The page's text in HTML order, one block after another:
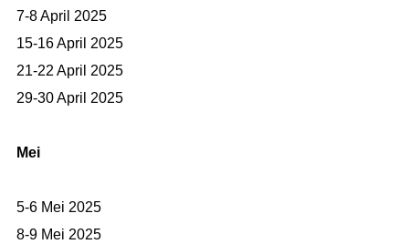
7-8 April 2025
15-16 April 2025
21-22 April 2025
29-30 April 2025
Mei
5-6 Mei 2025
8-9 Mei 2025